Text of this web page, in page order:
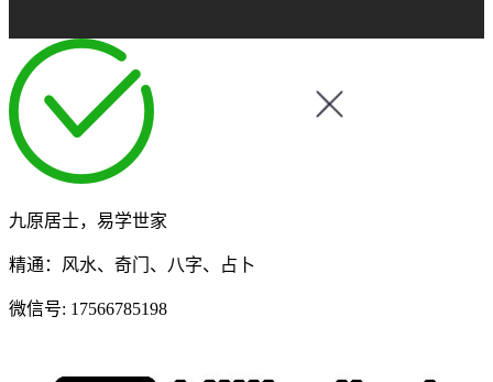
九原居士，易学世家
精通：风水、奇门、八字、占卜
微信号: 17566785198